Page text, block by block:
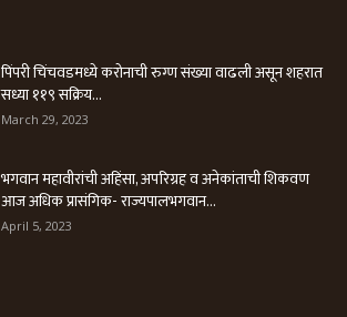
पिंपरी चिंचवडमध्ये करोनाची रुग्ण संख्या वाढली असून शहरात
सध्या ११९ सक्रिय...
March 29, 2023
भगवान महावीरांची अहिंसा, अपरिग्रह व अनेकांताची शिकवण
आज अधिक प्रासंगिक- राज्यपालभगवान...
April 5, 2023